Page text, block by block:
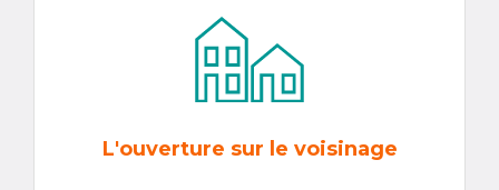
L'ouverture sur le voisinage